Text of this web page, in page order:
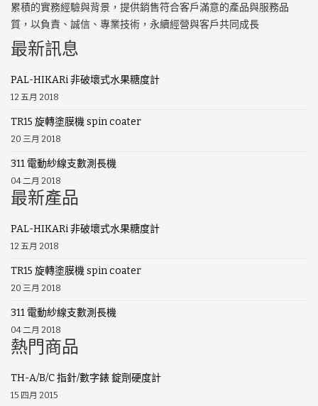
累積的實務經驗與背景，提供銷售符合客戶滿意的產品與服務品
質，以負責、誠信、專業技術，永續經營與客戶共同成長
最新訊息
PAL-HIKARi 非破壞式水果糖度計
12 五月 2018
TR15 旋轉塗膜機 spin coater
20 三月 2018
311 電動紗線支數測長機
04 二月 2018
最新產品
PAL-HIKARi 非破壞式水果糖度計
12 五月 2018
TR15 旋轉塗膜機 spin coater
20 三月 2018
311 電動紗線支數測長機
04 二月 2018
熱門商品
TH-A/B/C 指針/數字錶 錠劑硬度計
15 四月 2015